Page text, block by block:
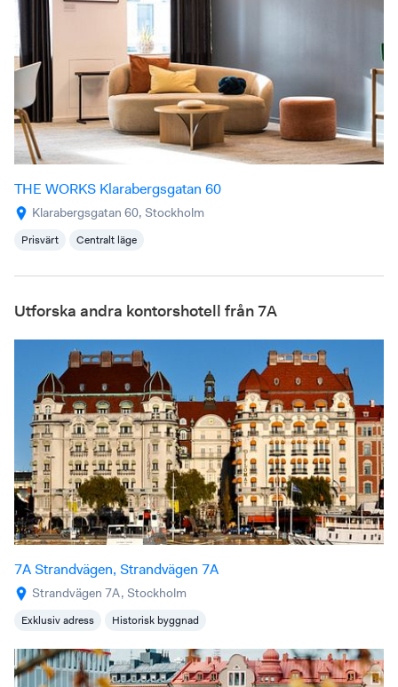
THE WORKS Klarabergsgatan 60
Klarabergsgatan 60, Stockholm
Prisvärt Centralt läge
Utforska andra kontorshotell från 7A
7A Strandvägen, Strandvägen 7A
Strandvägen 7A, Stockholm
Exklusiv adress Historisk byggnad